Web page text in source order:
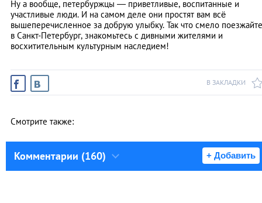
Ну а вообще, петербуржцы — приветливые, воспитанные и
участливые люди. И на самом деле они простят вам всё
вышеперечисленное за добрую улыбку. Так что смело поезжайте
в Санкт-Петербург, знакомьтесь с дивными жителями и
восхитительным культурным наследием!
В ЗАКЛАДКИ
Смотрите также:
Комментарии (160) + Добавить